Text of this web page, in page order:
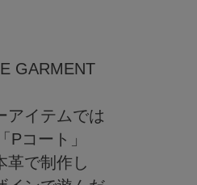
GARMENT
アイテムでは
Pコート」
革で制作し